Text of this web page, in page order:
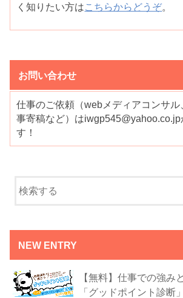
く知りたい方は こちらからどうぞ。
お問い合わせ
仕事のご依頼（webメディアコンサル
事寄稿など）はiwgp545@yahoo.co.jp
す！
NEW ENTRY
【無料】仕事での強み
「グッドポイント診断